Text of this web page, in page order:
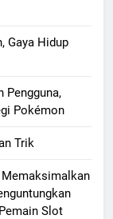
Gaya Hidup
Pengguna,
Pokémon
Trik
Slot